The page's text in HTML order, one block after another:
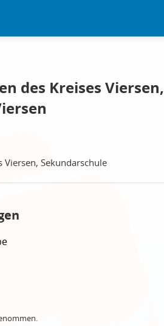
des Kreises Viersen,
Viersen, Sekundarschule